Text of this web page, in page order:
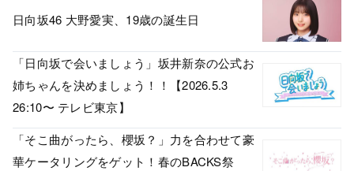
日向坂46 大野愛実、19歳の誕生日
「日向坂で会いましょう」坂井新奈の公式お
姉ちゃんを決めましょう！！【2026.5.3
26:10〜 テレビ東京】
「そこ曲がったら、櫻坂？」力を合わせて豪
華ケータリングをゲット！春のBACKS祭